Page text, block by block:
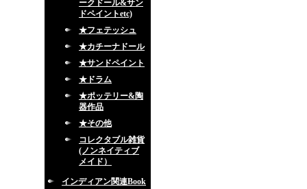
ークドール&サン
ドペイントetc)
★フェテッシュ
★カチーナドール
★サンドペイント
★ドラム
★ポッテリー&陶
器作品
★その他
コレクタブル雑貨
(ノンネイティブ
メイド）
インディアン関連Book